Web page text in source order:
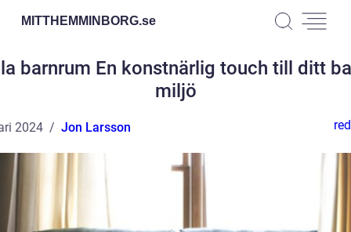
MITTHEMMINBORG.se
barnrum En konstnärlig touch till ditt
miljö
2024 Jon Larsson